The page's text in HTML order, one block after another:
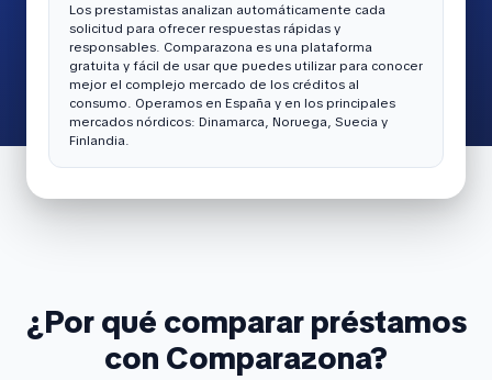
Los prestamistas analizan automáticamente cada
solicitud para ofrecer respuestas rápidas y
responsables. Comparazona es una plataforma
gratuita y fácil de usar que puedes utilizar para conocer
mejor el complejo mercado de los créditos al
consumo. Operamos en España y en los principales
mercados nórdicos: Dinamarca, Noruega, Suecia y
Finlandia.
¿Por qué comparar préstamos
con Comparazona?